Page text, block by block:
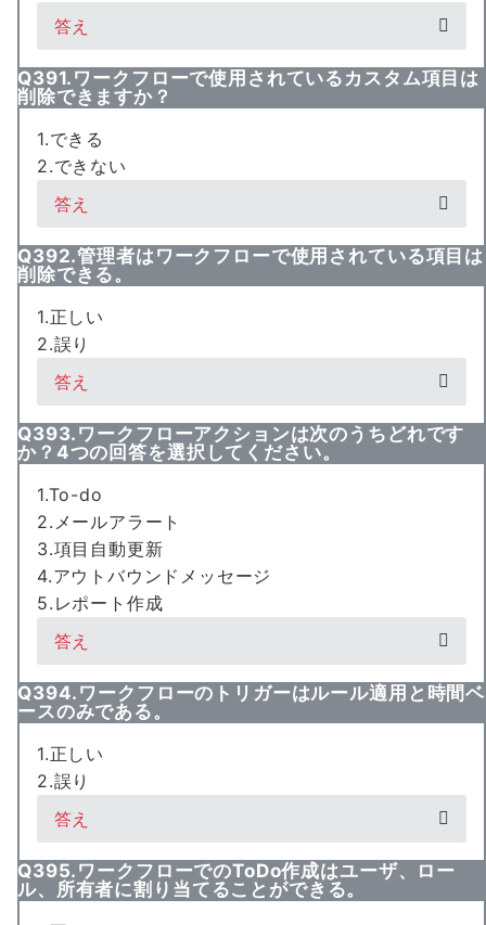
答え
Q391.ワークフローで使用されているカスタム項目は
削除できますか？
1.できる
2.できない
答え
Q392.管理者はワークフローで使用されている項目は
削除できる。
1.正しい
2.誤り
答え
Q393.ワークフローアクションは次のうちどれです
か？4つの回答を選択してください。
1.To-do
2.メールアラート
3.項目自動更新
4.アウトバウンドメッセージ
5.レポート作成
答え
Q394.ワークフローのトリガーはルール適用と時間ベ
ースのみである。
1.正しい
2.誤り
答え
Q395.ワークフローでのToDo作成はユーザ、ロー
ル、所有者に割り当てることができる。